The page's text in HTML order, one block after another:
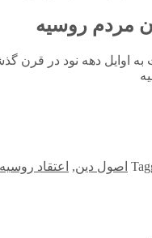
مردم روسیه
در قرن گذشته تقریبا دو برابر شده
اصول دین, اعتقاد روسیه